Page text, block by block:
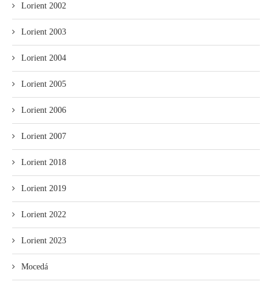
Lorient 2002
Lorient 2003
Lorient 2004
Lorient 2005
Lorient 2006
Lorient 2007
Lorient 2018
Lorient 2019
Lorient 2022
Lorient 2023
Mocedá